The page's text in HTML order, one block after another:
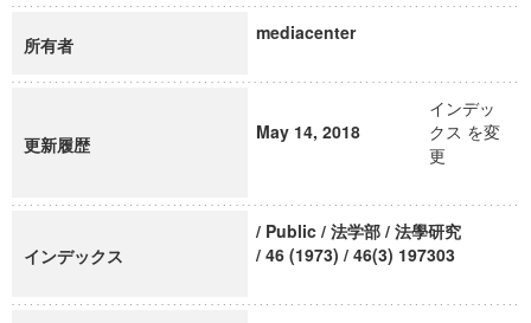
所有者
mediacenter
更新履歴
May 14, 2018
インデッ
クス を変
更
インデックス
/ Public / 法学部 / 法學研究
/ 46 (1973) / 46(3) 197303